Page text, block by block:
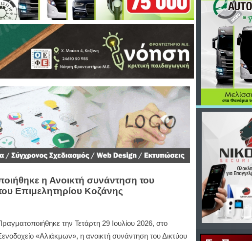
η Ανοικτή συνάντηση του
Επιμελητηρίου Κοζάνης
την Τετάρτη 29 Ιουλίου 2026, στο
«Αλιάκμων», η ανοικτή συνάντηση του Δικτύου